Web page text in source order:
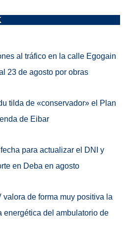
al tráfico en la calle Egogain
23 de agosto por obras
tilda de «conservador» el Plan
de Eibar
para actualizar el DNI y
en Deba en agosto
valora de forma muy positiva la
energética del ambulatorio de